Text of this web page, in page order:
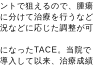
トで狙えるので、腫瘍
分けて治療を行うなど
などに応じた調整が可
なったTACE。当院で
入して以来、治療成績